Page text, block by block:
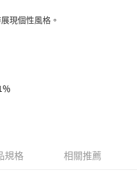
大用戶可立即使用無須另外申請。
期數、繳款截止日，確認付款後即完
你分期」於每月結算日後寄送繳費提
付款」的支付方式。 讓您購物簡單
款。
運費
現個性風格。
％
規格 相關推薦